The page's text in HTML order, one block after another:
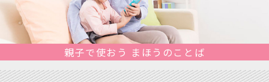
親子で使おう まほうのことば